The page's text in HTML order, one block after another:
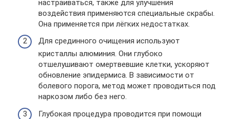
настраиваться, также для улучшения
воздействия применяются специальные скрабы.
Она применяется при лёгких недостатках.
Для срединного очищения используют
кристаллы алюминия. Они глубоко
отшелушивают омертвевшие клетки, ускоряют
обновление эпидермиса. В зависимости от
болевого порога, метод может проводиться под
наркозом либо без него.
Глубокая процедура проводится при помощи